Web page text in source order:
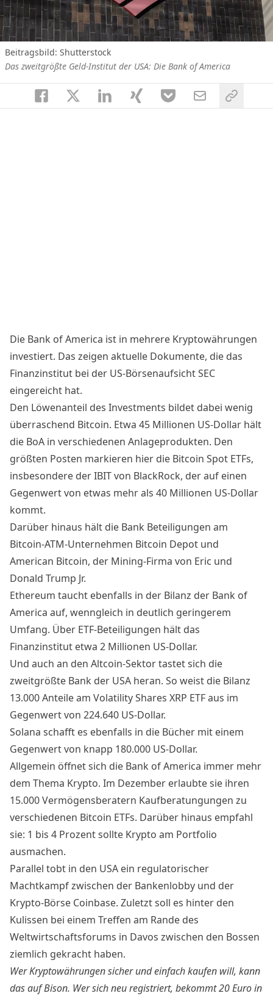
Beitragsbild: Shutterstock
Das zweitgrößte Geld-Institut der USA: Die Bank of America
Die Bank of America ist in mehrere Kryptowährungen
investiert. Das zeigen aktuelle Dokumente, die das
Finanzinstitut bei der US-Börsenaufsicht SEC
eingereicht hat.
Den Löwenanteil des Investments bildet dabei wenig
überraschend Bitcoin. Etwa 45 Millionen US-Dollar hält
die BoA in verschiedenen Anlageprodukten. Den
größten Posten markieren hier die Bitcoin Spot ETFs,
insbesondere der IBIT von BlackRock, der auf einen
Gegenwert von etwas mehr als 40 Millionen US-Dollar
kommt.
Darüber hinaus hält die Bank Beteiligungen am
Bitcoin-ATM-Unternehmen Bitcoin Depot und
American Bitcoin, der Mining-Firma von Eric und
Donald Trump Jr.
Ethereum taucht ebenfalls in der Bilanz der Bank of
America auf, wenngleich in deutlich geringerem
Umfang. Über ETF-Beteiligungen hält das
Finanzinstitut etwa 2 Millionen US-Dollar.
Und auch an den Altcoin-Sektor tastet sich die
zweitgrößte Bank der USA heran. So weist die Bilanz
13.000 Anteile am Volatility Shares XRP ETF aus im
Gegenwert von 224.640 US-Dollar.
Solana schafft es ebenfalls in die Bücher mit einem
Gegenwert von knapp 180.000 US-Dollar.
Allgemein öffnet sich die Bank of America immer mehr
dem Thema Krypto. Im Dezember erlaubte sie ihren
15.000 Vermögensberatern Kaufberatungungen zu
verschiedenen Bitcoin ETFs. Darüber hinaus empfahl
sie: 1 bis 4 Prozent sollte Krypto am Portfolio
ausmachen.
Parallel tobt in den USA ein regulatorischer
Machtkampf zwischen der Bankenlobby und der
Krypto-Börse Coinbase. Zuletzt soll es hinter den
Kulissen bei einem Treffen am Rande des
Weltwirtschaftsforums in Davos zwischen den Bossen
ziemlich gekracht haben.
Wer Kryptowährungen sicher und einfach kaufen will, kann
das aufBison. Wer sich neu registriert, bekommt20 Euro in